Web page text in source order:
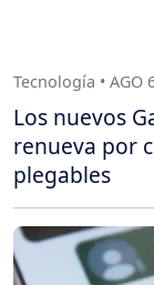
Tecnología • AGO
Los nuevos
renueva por
plegables